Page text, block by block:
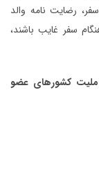
رضایت نامه والد
سفر غایب باشند،
ملیت کشورهای عضو